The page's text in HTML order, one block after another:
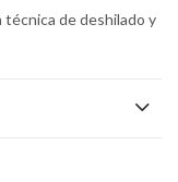
técnica de deshilado y